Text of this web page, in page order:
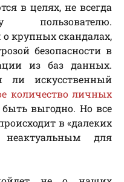
в целях, не всегда
пользователю.
крупных скандалах,
безопасности в
из баз данных.
ли искусственный
количество личных
выгодно. Но все
в «далеких
для